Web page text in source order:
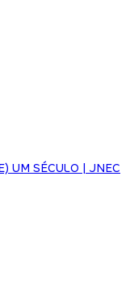
UM SÉCULO | JNEC